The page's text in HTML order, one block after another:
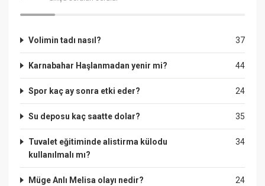
37
Volimin tadı nasıl?
44
Karnabahar Haşlanmadan yenir mi?
24
Spor kaç ay sonra etki eder?
35
Su deposu kaç saatte dolar?
34
Tuvalet eğitiminde alistirma külodu
kullanılmalı mı?
24
Müge Anlı Melisa olayı nedir?